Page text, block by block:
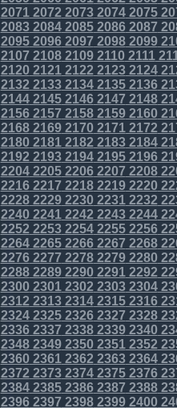
20712072 207320742075
20832084208520862087
209520962097 20982099
2107 2108210921102111
212021212122 21232124
2132 2133213421352136
2144214521462147 2148
21562157 215821592160
21682169217021712172
218021812182 21832184
2192 2193219421952196
2204220522062207 2208
22162217 221822192220
22282229223022312232
224022412242 22432244
2252 2253225422552256
2264226522662267 2268
22762277 227822792280
22882289229022912292
230023012302 23032304
2312 2313231423152316
2324232523262327 2328
23362337 233823392340
23482349235023512352
236023612362 23632364
2372 2373237423752376
2384238523862387 2388
23962397 239823992400